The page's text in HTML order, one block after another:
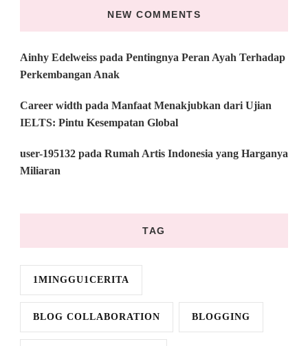
NEW COMMENTS
Ainhy Edelweiss pada Pentingnya Peran Ayah Terhadap
Perkembangan Anak
Career width pada Manfaat Menakjubkan dari Ujian
IELTS: Pintu Kesempatan Global
user-195132 pada Rumah Artis Indonesia yang Harganya
Miliaran
TAG
1MINGGU1CERITA
BLOG COLLABORATION BLOGGING